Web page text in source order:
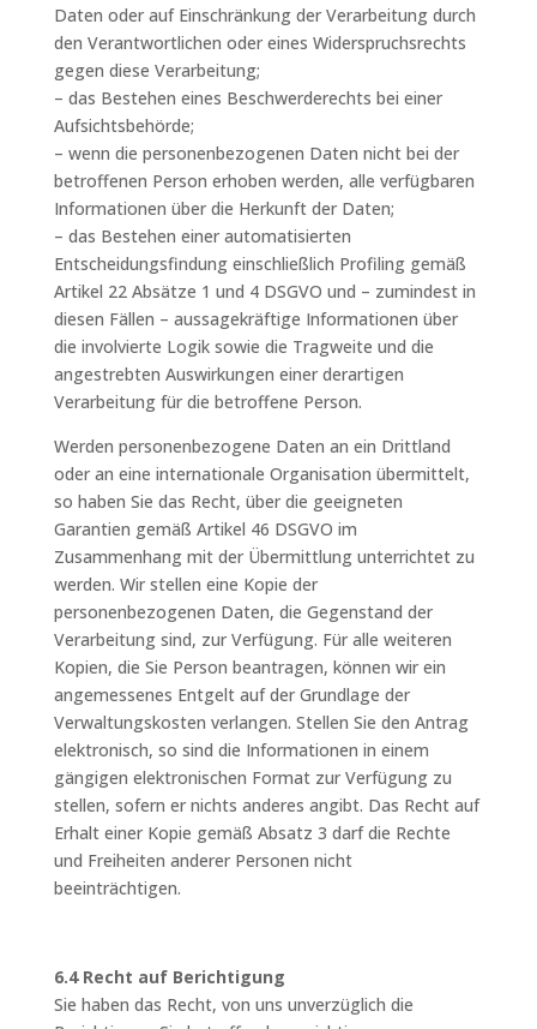
Daten oder auf Einschränkung der Verarbeitung durch
den Verantwortlichen oder eines Widerspruchsrechts
gegen diese Verarbeitung;
– das Bestehen eines Beschwerderechts bei einer
Aufsichtsbehörde;
– wenn die personenbezogenen Daten nicht bei der
betroffenen Person erhoben werden, alle verfügbaren
Informationen über die Herkunft der Daten;
– das Bestehen einer automatisierten
Entscheidungsfindung einschließlich Profiling gemäß
Artikel 22 Absätze 1 und 4 DSGVO und – zumindest in
diesen Fällen – aussagekräftige Informationen über
die involvierte Logik sowie die Tragweite und die
angestrebten Auswirkungen einer derartigen
Verarbeitung für die betroffene Person.
Werden personenbezogene Daten an ein Drittland
oder an eine internationale Organisation übermittelt,
so haben Sie das Recht, über die geeigneten
Garantien gemäß Artikel 46 DSGVO im
Zusammenhang mit der Übermittlung unterrichtet zu
werden. Wir stellen eine Kopie der
personenbezogenen Daten, die Gegenstand der
Verarbeitung sind, zur Verfügung. Für alle weiteren
Kopien, die Sie Person beantragen, können wir ein
angemessenes Entgelt auf der Grundlage der
Verwaltungskosten verlangen. Stellen Sie den Antrag
elektronisch, so sind die Informationen in einem
gängigen elektronischen Format zur Verfügung zu
stellen, sofern er nichts anderes angibt. Das Recht auf
Erhalt einer Kopie gemäß Absatz 3 darf die Rechte
und Freiheiten anderer Personen nicht
beeinträchtigen.
6.4 Recht auf Berichtigung
Sie haben das Recht, von uns unverzüglich die